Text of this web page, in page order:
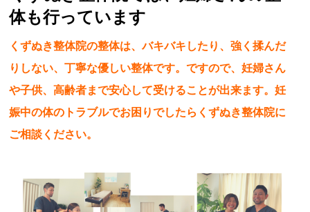
体も行っています
くずぬき整体院の整体は、バキバキしたり、強く揉んだ
りしない、丁寧な優しい整体です。ですので、妊婦さん
や子供、高齢者まで安心して受けることが出来ます。妊
娠中の体のトラブルでお困りでしたらくずぬき整体院に
ご相談ください。